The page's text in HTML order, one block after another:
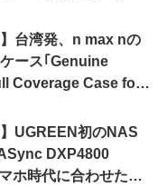
】台湾発、n max nの
ース｢Genuine
Coverage Case for
】UGREEN初のNAS
DXP4800